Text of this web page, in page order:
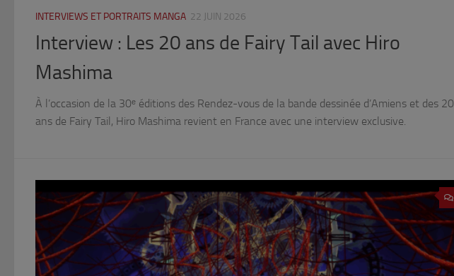
INTERVIEWS ET PORTRAITS MANGA 22 JUIN 2026
Interview : Les 20 ans de Fairy Tail avec Hiro
Mashima
À l’occasion de la 30ᵉ éditions des Rendez-vous de la bande dessinée d’Amiens et des 20
ans de Fairy Tail, Hiro Mashima revient en France avec une interview exclusive.